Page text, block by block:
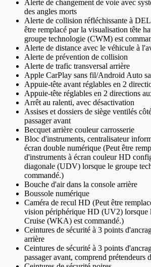
Alerte de changement de voie avec
des angles morts
Alerte de collision réfléchissante à
être remplacé par la visualisation tête
groupe technologie (CWM) est
Alerte de distance avec le véhicule à
Alerte de prévention de collision
Alerte de trafic transversal arrière
Apple CarPlay sans fil/Android Auto
Appuie-tête avant réglables en 2
Appuie-tête réglables en 2 directions
Arrêt au ralenti, avec désactivation
Assises et dossiers de siège ventilés
passager avant
Becquet arrière couleur carrosserie
Bloc d'instruments, centralisateur
écran double numérique (Peut être
d'instruments à écran couleur HD
diagonale (UDV) lorsque le groupe
commandé.)
Bouche d'air dans la console arrière
Boussole numérique
Caméra de recul HD (Peut être
vision périphérique HD (UV2) lorsque
Cruise (WKA) est commandé.)
Ceintures de sécurité à 3 points
arrière
Ceintures de sécurité à 3 points
passager avant, comprend prétendeurs